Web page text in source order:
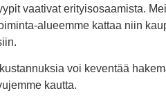
vaativat erityisosaamista.
alueemme kattaa niin
voi keventää
kautta.